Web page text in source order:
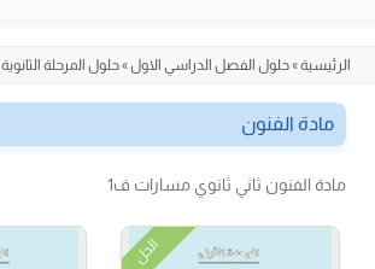
الرئيسية»حلول الفصل الدراسي الاول»حلول المرحلة الثانوية
مادة الفنون
مادة الفنون ثاني ثانوي مسارات ف1
الحل